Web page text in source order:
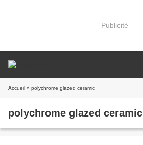
Publicité
Accueil » polychrome glazed ceramic
polychrome glazed ceramic